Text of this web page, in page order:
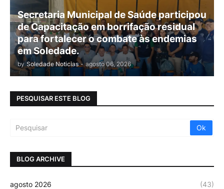
Secretaria Municipal de Saúde participou
de Capacitação em borrifação residual
para fortalecer o combate às endemias
em Soledade.
by Soledade Noticias - agosto 06, 2026
PESQUISAR ESTE BLOG
BLOG ARCHIVE
agosto 2026 (43)